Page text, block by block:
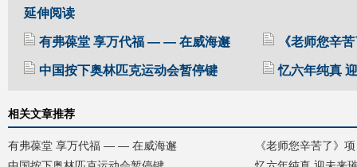
延伸阅读
有弗葆堂 享万代福 — — 在威海邂 《老师您辛
中国按下奥林匹克运动会暂停键 忆六年纯真
相关文章推荐
有弗葆堂 享万代福 — — 在威海邂
《老师您辛苦了》